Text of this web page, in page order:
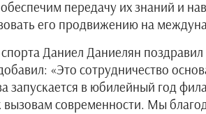
передачу их знаний и
его продвижению на
Даниел Даниелян
«Это сотрудничество
в юбилейный год
современности. Мы